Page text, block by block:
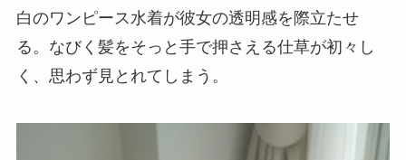
白のワンピース水着が彼女の透明感を際立たせ
る。なびく髪をそっと手で押さえる仕草が初々し
く、思わず見とれてしまう。